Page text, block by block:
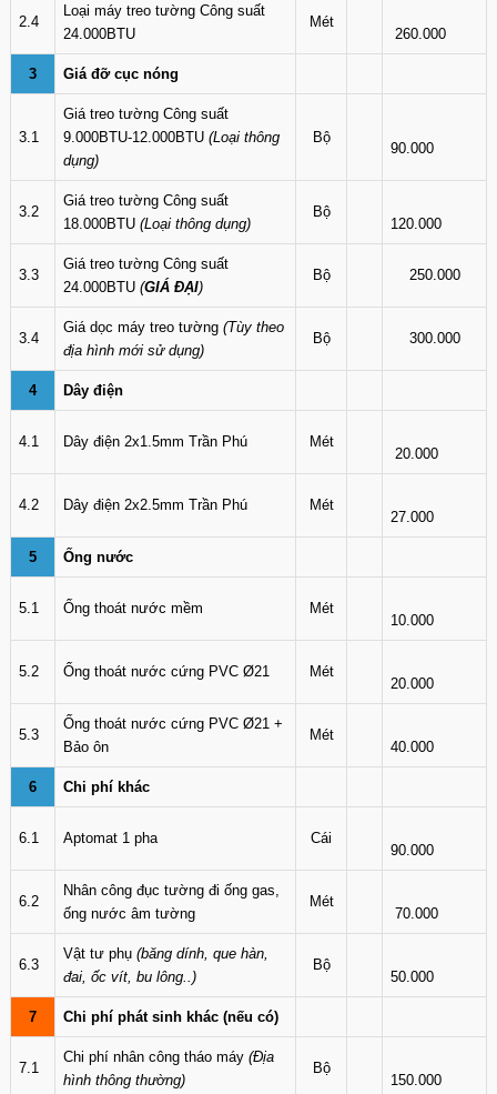
2.4
Loại máy treo tường Công suất
24.000BTU
Mét
260.000
3 Giá đỡ cục nóng
3.1
Giá treo tường Công suất
9.000BTU-12.000BTU (Loại thông
dụng)
Bộ
90.000
3.2
Giá treo tường Công suất
18.000BTU (Loại thông dụng)
Bộ
120.000
3.3
Giá treo tường Công suất
24.000BTU (GIÁ ĐẠI)
Bộ 250.000
3.4
Giá dọc máy treo tường (Tùy theo
địa hình mới sử dụng)
Bộ 300.000
4 Dây điện
4.1 Dây điện 2x1.5mm Trần Phú Mét
20.000
4.2 Dây điện 2x2.5mm Trần Phú Mét
27.000
5 Ống nước
5.1 Ống thoát nước mềm Mét
10.000
5.2 Ống thoát nước cứng PVC Ø21 Mét
20.000
5.3
Ống thoát nước cứng PVC Ø21 +
Bảo ôn
Mét
40.000
6 Chi phí khác
6.1 Aptomat 1 pha Cái
90.000
6.2
Nhân công đục tường đi ống gas,
ống nước âm tường
Mét
70.000
6.3
Vật tư phụ (băng dính, que hàn,
đai, ốc vít, bu lông..)
Bộ
50.000
7 Chi phí phát sinh khác (nếu có)
7.1
Chi phí nhân công tháo máy (Địa
hình thông thường)
Bộ
150.000